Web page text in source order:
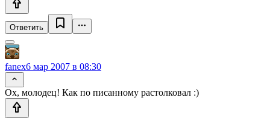
Ответить
fanex6 мар 2007 в 08:30
Ох, молодец! Как по писанному растолковал :)